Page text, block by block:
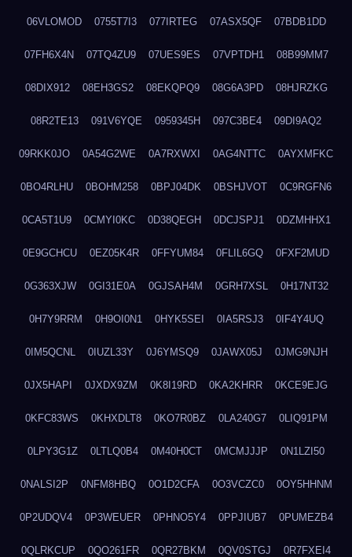
06VLOMOD 0755T7I3 077IRTEG 07ASX5QF 07BDB1DD
07FH6X4N 07TQ4ZU9 07UES9ES 07VPTDH1 08B99MM7
08DIX912 08EH3GS2 08EKQPQ9 08G6A3PD 08HJRZKG
08R2TE13 091V6YQE 0959345H 097C3BE4 09DI9AQ2
09RKK0JO 0A54G2WE 0A7RXWXI 0AG4NTTC 0AYXMFKC
0BO4RLHU 0BOHM258 0BPJ04DK 0BSHJVOT 0C9RGFN6
0CA5T1U9 0CMYI0KC 0D38QEGH 0DCJSPJ1 0DZMHHX1
0E9GCHCU 0EZ05K4R 0FFYUM84 0FLIL6GQ 0FXF2MUD
0G363XJW 0GI31E0A 0GJSAH4M 0GRH7XSL 0H17NT32
0H7Y9RRM 0H9OI0N1 0HYK5SEI 0IA5RSJ3 0IF4Y4UQ
0IM5QCNL 0IUZL33Y 0J6YMSQ9 0JAWX05J 0JMG9NJH
0JX5HAPI 0JXDX9ZM 0K8I19RD 0KA2KHRR 0KCE9EJG
0KFC83WS 0KHXDLT8 0KO7R0BZ 0LA240G7 0LIQ91PM
0LPY3G1Z 0LTLQ0B4 0M40H0CT 0MCMJJJP 0N1LZI50
0NALSI2P 0NFM8HBQ 0O1D2CFA 0O3VCZC0 0OY5HHNM
0P2UDQV4 0P3WEUER 0PHNO5Y4 0PPJIUB7 0PUMEZB4
0QLRKCUP 0QO261FR 0QR27BKM 0QV0STGJ 0R7FXEI4